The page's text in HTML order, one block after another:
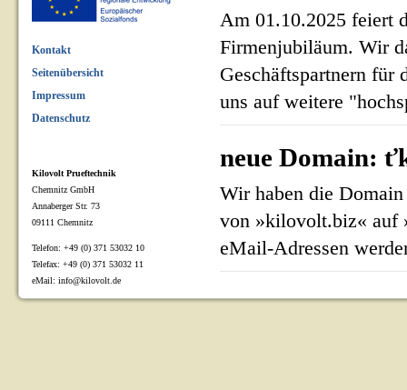
Am 01.10.2025 feiert
Firmenjubiläum. Wir
Geschäftspartnern für
uns auf weitere
neue Domain:
Wir haben die
von »kilovolt.biz« auf
eMail-Adressen
Kontakt
Seitenübersicht
Impressum
Datenschutz
Kilovolt Prueftechnik
Chemnitz GmbH
Annaberger Str. 73
09111 Chemnitz
Telefon: +49 (0) 371 53032 10
Telefax: +49 (0) 371 53032 11
eMail: info@kilovolt.de